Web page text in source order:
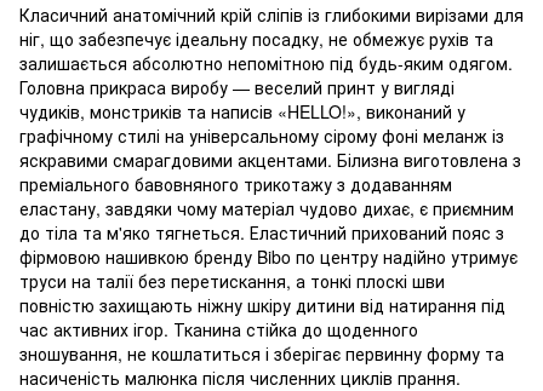
Класичний анатомічний крій сліпів із глибокими вирізами для
ніг, що забезпечує ідеальну посадку, не обмежує рухів та
залишається абсолютно непомітною під будь-яким одягом.
Головна прикраса виробу — веселий принт у вигляді
чудиків, монстриків та написів «HELLO!», виконаний у
графічному стилі на універсальному сірому фоні меланж із
яскравими смарагдовими акцентами. Білизна виготовлена з
преміального бавовняного трикотажу з додаванням
еластану, завдяки чому матеріал чудово дихає, є приємним
до тіла та м'яко тягнеться. Еластичний прихований пояс з
фірмовою нашивкою бренду Bibo по центру надійно утримує
труси на талії без перетискання, а тонкі плоскі шви
повністю захищають ніжну шкіру дитини від натирання під
час активних ігор. Тканина стійка до щоденного
зношування, не кошлатиться і зберігає первинну форму та
насиченість малюнка після численних циклів прання.